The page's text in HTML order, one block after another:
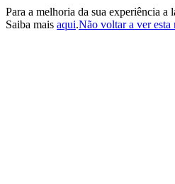
Para a melhoria da sua experiência
Saiba mais aqui.Não voltar a ver esta